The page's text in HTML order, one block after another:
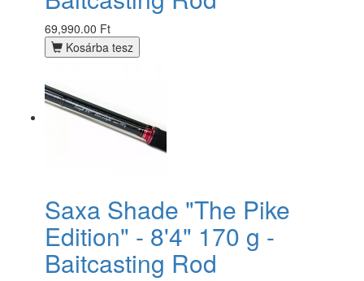
69,990.00 Ft
Kosárba tesz
Saxa Shade "The Pike
Edition" - 8'4" 170 g -
Baitcasting Rod